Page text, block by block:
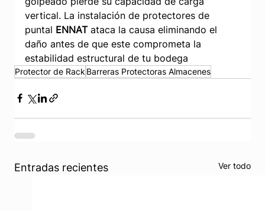
vertical. La instalación de protectores de
puntal ENNAT ataca la causa eliminando el
daño antes de que este comprometa la
estabilidad estructural de tu bodega
Protector de Rack Barreras Protectoras Almacenes
Entradas recientes Ver todo